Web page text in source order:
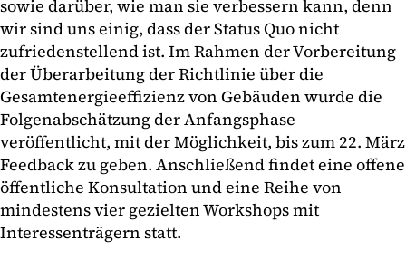
sowie darüber, wie man sie verbessern kann, denn
wir sind uns einig, dass der Status Quo nicht
zufriedenstellend ist. Im Rahmen der Vorbereitung
der Überarbeitung der Richtlinie über die
Gesamtenergieeffizienz von Gebäuden wurde die
Folgenabschätzung der Anfangsphase
veröffentlicht, mit der Möglichkeit, bis zum 22. März
Feedback zu geben. Anschließend findet eine offene
öffentliche Konsultation und eine Reihe von
mindestens vier gezielten Workshops mit
Interessenträgern statt.